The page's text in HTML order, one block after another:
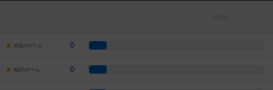
10点のゲーム 0
9点のゲーム 0